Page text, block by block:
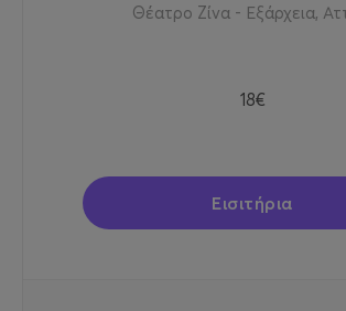
Θέατρο Ζίνα - Εξάρχεια,
18€
Εισιτήρια